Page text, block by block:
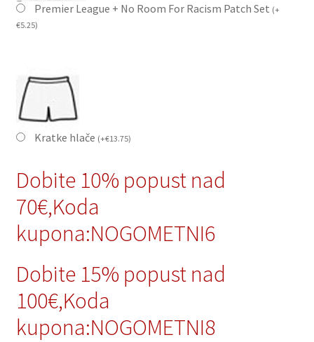
Premier League + No Room For Racism Patch Set (+
€5.25)
Kratke hlače (+€13.75)
Dobite 10% popust nad
70€,Koda
kupona:NOGOMETNI6
Dobite 15% popust nad
100€,Koda
kupona:NOGOMETNI8